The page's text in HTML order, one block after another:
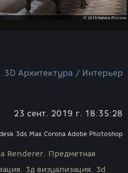
3D Архитектура / Интерьер
23 сент. 2019 г. 18:35:28
3ds Max Corona Adobe Photoshop
Renderer
Предметная
3д визуализация 3d